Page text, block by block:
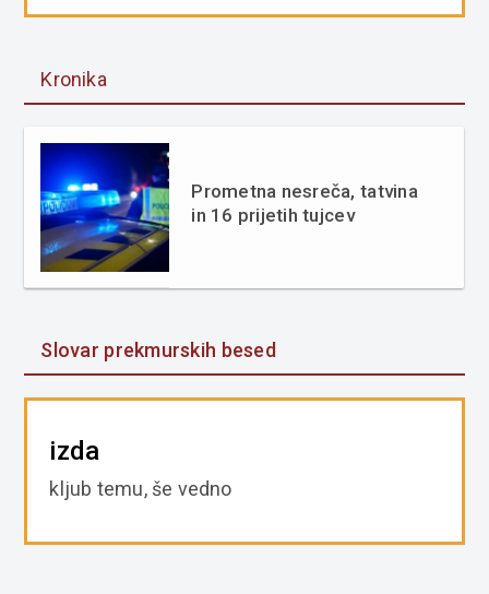
Kronika
Prometna nesreča, tatvina
in 16 prijetih tujcev
Slovar prekmurskih besed
izda
kljub temu, še vedno